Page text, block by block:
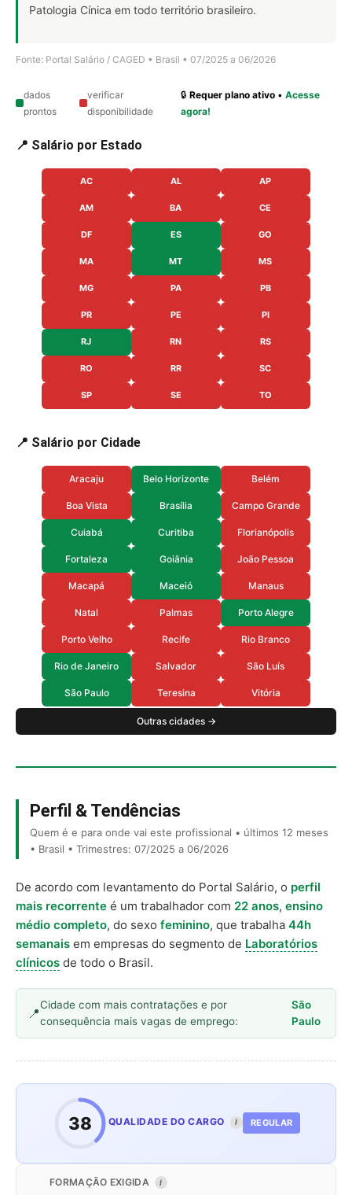
Patologia Cínica em todo território brasileiro.
Fonte: Portal Salário / CAGED • Brasil • 07/2025 a 06/2026
dados
prontos
verificar
disponibilidade
🔒Requer plano ativo •Acesse
agora!
📍 Salário por Estado
AC AL AP
AM BA CE
DF ES GO
MA MT MS
MG PA PB
PR PE PI
RJ RN RS
RO RR SC
SP SE TO
📍 Salário por Cidade
Aracaju Belo Horizonte Belém
Boa Vista Brasília Campo Grande
Cuiabá Curitiba Florianópolis
Fortaleza Goiânia João Pessoa
Macapá Maceió Manaus
Natal Palmas Porto Alegre
Porto Velho Recife Rio Branco
Rio de Janeiro Salvador São Luís
São Paulo Teresina Vitória
Outras cidades →
Perfil & Tendências
Quem é e para onde vai este profissional • últimos 12 meses
• Brasil • Trimestres: 07/2025 a 06/2026
De acordo com levantamento do Portal Salário, o perfil
mais recorrente é um trabalhador com 22 anos, ensino
médio completo, do sexo feminino, que trabalha 44h
semanais em empresas do segmento de Laboratórios
clínicos de todo o Brasil.
Cidade com mais contratações e por
consequência mais vagas de emprego:
São
Paulo
38 QUALIDADE DO CARGO I REGULAR
FORMAÇÃO EXIGIDA I